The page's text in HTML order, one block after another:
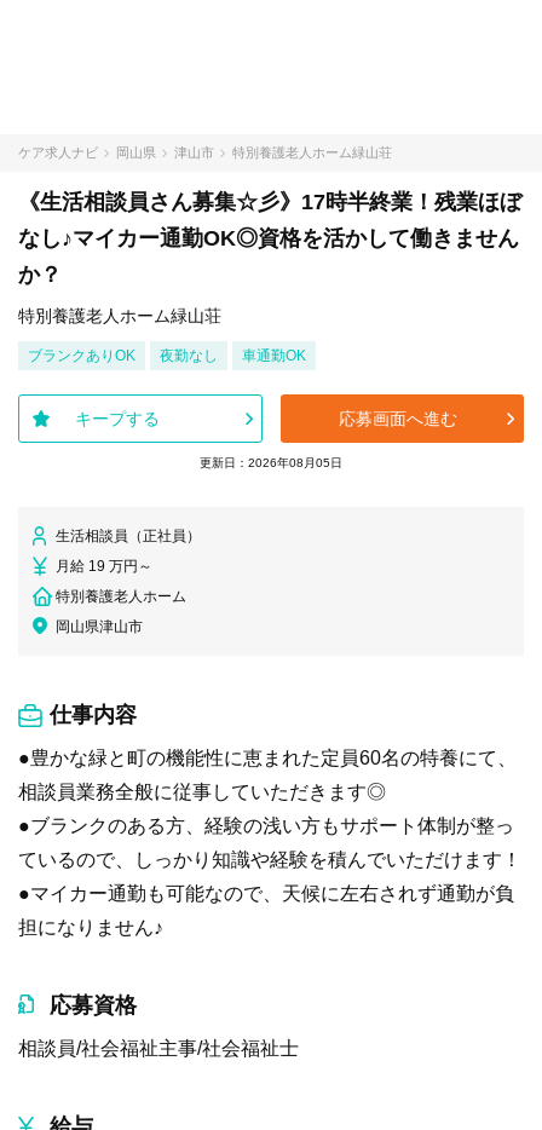
ケア求人ナビ 岡山県 津山市 特別養護老人ホーム緑山荘
《生活相談員さん募集☆彡》17時半終業！残業ほぼ
なし♪マイカー通勤OK◎資格を活かして働きません
か？
特別養護老人ホーム緑山荘
ブランクありOK 夜勤なし 車通勤OK
キープする 応募画面へ進む
更新日：2026年08月05日
生活相談員（正社員）
月給 19 万円～
特別養護老人ホーム
岡山県津山市
仕事内容
●豊かな緑と町の機能性に恵まれた定員60名の特養にて、
相談員業務全般に従事していただきます◎
●ブランクのある方、経験の浅い方もサポート体制が整っ
ているので、しっかり知識や経験を積んでいただけます！
●マイカー通勤も可能なので、天候に左右されず通勤が負
担になりません♪
応募資格
相談員/社会福祉主事/社会福祉士